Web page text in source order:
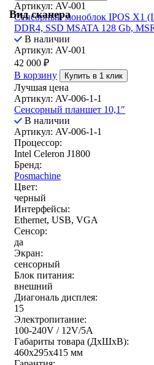
Вид сканера
Артикул: AV-001
Сенсорный моноблок IPOS X1
DDR4, SSD MSATA 128 Gb,
В наличии
Артикул: AV-001
42 000 ₽
В корзину
Купить в 1 клик
Лучшая цена
Артикул: AV-006-1-1
Сенсорный планшет 10,1″
В наличии
Артикул: AV-006-1-1
Процессор:
Intel Celeron J1800
Бренд:
Posmachine
Цвет:
черный
Интерфейсы:
Ethernet, USB, VGA
Сенсор:
да
Экран:
сенсорный
Блок питания:
внешний
Диагональ дисплея:
15
Электропитание:
100-240V / 12V/5A
Габариты товара (ДxШxВ):
460x295x415 мм